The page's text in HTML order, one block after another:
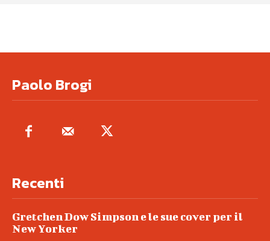
Paolo Brogi
Recenti
Gretchen Dow Simpson e le sue cover per il
New Yorker